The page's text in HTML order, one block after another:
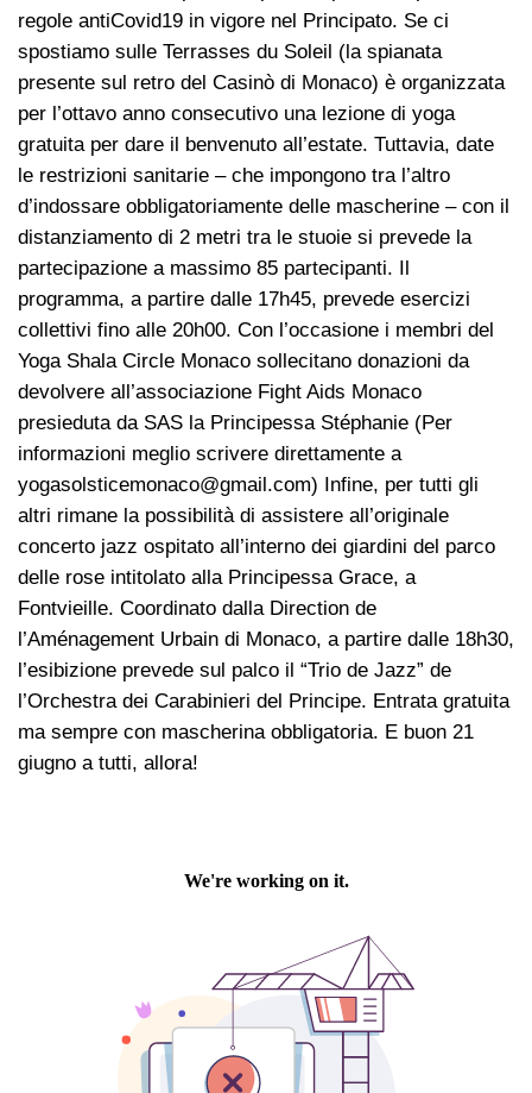
regole antiCovid19 in vigore nel Principato. Se ci
spostiamo sulle Terrasses du Soleil (la spianata
presente sul retro del Casinò di Monaco) è organizzata
per l’ottavo anno consecutivo una lezione di yoga
gratuita per dare il benvenuto all’estate. Tuttavia, date
le restrizioni sanitarie – che impongono tra l’altro
d’indossare obbligatoriamente delle mascherine – con il
distanziamento di 2 metri tra le stuoie si prevede la
partecipazione a massimo 85 partecipanti. Il
programma, a partire dalle 17h45, prevede esercizi
collettivi fino alle 20h00. Con l’occasione i membri del
Yoga Shala Circle Monaco sollecitano donazioni da
devolvere all’associazione Fight Aids Monaco
presieduta da SAS la Principessa Stéphanie (Per
informazioni meglio scrivere direttamente a
yogasolsticemonaco@gmail.com) Infine, per tutti gli
altri rimane la possibilità di assistere all’originale
concerto jazz ospitato all’interno dei giardini del parco
delle rose intitolato alla Principessa Grace, a
Fontvieille. Coordinato dalla Direction de
l’Aménagement Urbain di Monaco, a partire dalle 18h30,
l’esibizione prevede sul palco il “Trio de Jazz” de
l’Orchestra dei Carabinieri del Principe. Entrata gratuita
ma sempre con mascherina obbligatoria. E buon 21
giugno a tutti, allora!